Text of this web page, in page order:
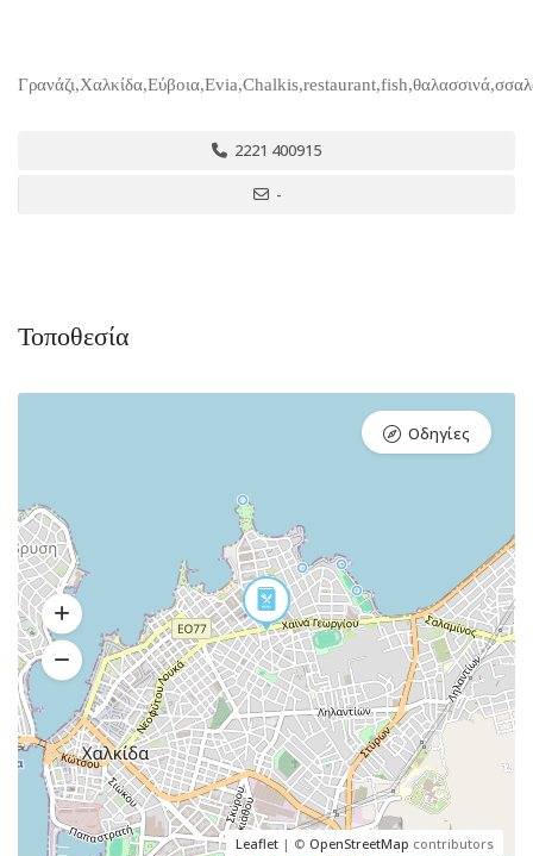
2221 400915
-
Τοποθεσία
Leaflet | © OpenStreetMap contributors
Οδηγίες